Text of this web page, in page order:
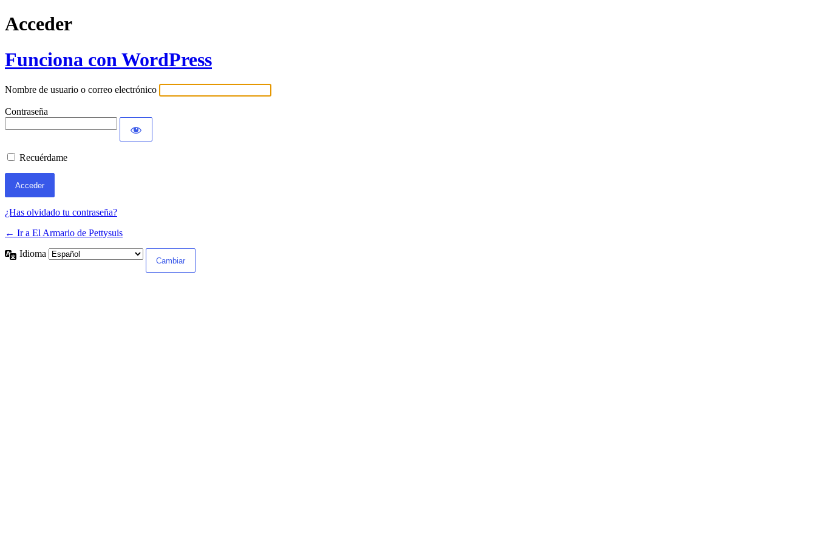
Acceder
Funciona con WordPress
Nombre de usuario o correo electrónico
Contraseña
Recuérdame
¿Has olvidado tu contraseña?
← Ir a El Armario de Pettysuis
Idioma